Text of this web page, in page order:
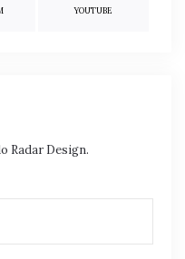
YOUTUBE
Radar Design.